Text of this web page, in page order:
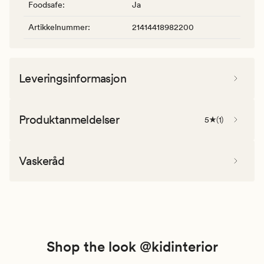
Foodsafe: Ja
Artikkelnummer: 21414418982200
Leveringsinformasjon
Produktanmeldelser 5 (1)
Vaskeråd
Shop the look @kidinterior